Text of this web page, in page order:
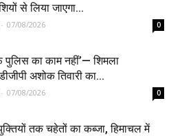
से लिया जाएगा...
- 07/08/2026 0
पुलिस का काम नहीं’— शिमला
अशोक तिवारी का...
- 07/08/2026 0
तक चहेतों का कब्जा, हिमाचल में